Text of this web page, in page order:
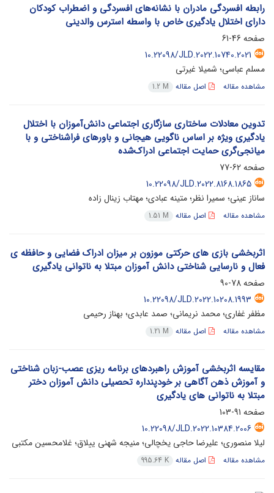
رابطه افسردگی مادران با نشانه‌های افسردگی و اضطراب کودکان
دارای اختلال یادگیری خاص با واسطه استرس والدینی
صفحه 46-61
10.22098/JLD.2022.10740.2021
مسلم عباسی؛ شمیلا غیرتی
مشاهده مقاله اصل مقاله 1.2 M
تدوین معادلات ساختاری سازگاری اجتماعی دانش‌آموزان با اختلال
یادگیری ویژه بر اساس ناگویی هیجانی و باورهای فراشناختی و با
میانجی‌گری حمایت اجتماعی ادراک‌شده
صفحه62-77
10.22098/JLD.2022.8168.1865
ساناز عینی؛ سمیرا نظر؛ متینه عبادی؛ مهتاب زینال زاده
مشاهده مقاله اصل مقاله 1.51 M
اثربخشی بازی های حرکتی موزون بر میزان ادراک فضایی و حافظه ی
فعال و نارسایی شناختی دانش آموزان مبتلا به ناتوانی یادگیری
صفحه78-90
10.22098/JLD.2022.10208.1993
مظفر غفاری؛ محمد نریمانی؛ صمد عابدی؛ بهناز رحیمی
مشاهده مقاله اصل مقاله 1.21 M
مقایسه اثربخشی آموزش راهبردهای برنامه ریزی عصب-زبان شناختی
و آموزش ذهن آگاهی بر خودپنداره تحصیلی دانش آموزان دختر
مبتلا به ناتوانی های یادگیری
صفحه 91-103
10.22098/JLD.2022.10384.2006
لیلا منصوری؛ علیرضا حاجی یخچالی؛ منیجه شهنی ییلاق؛ غلامحسین مکتبی
مشاهده مقاله اصل مقاله 995.64 K